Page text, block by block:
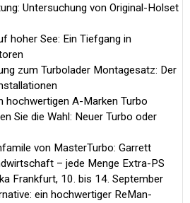
Untersuchung von Original-Holset
hoher See: Ein Tiefgang in
zum Turbolader Montagesatz: Der
hochwertigen A-Marken Turbo
Sie die Wahl: Neuer Turbo oder
von MasterTurbo: Garrett
– jede Menge Extra-PS
Frankfurt, 10. bis 14. September
ein hochwertiger ReMan-